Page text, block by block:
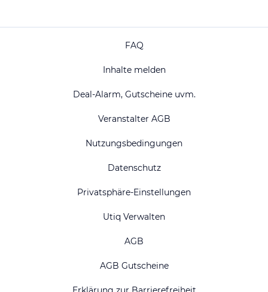
FAQ
Inhalte melden
Deal-Alarm, Gutscheine uvm.
Veranstalter AGB
Nutzungsbedingungen
Datenschutz
Privatsphäre-Einstellungen
Utiq Verwalten
AGB
AGB Gutscheine